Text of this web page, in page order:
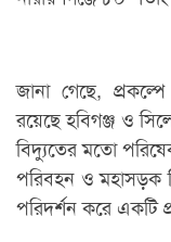
জানা গেছে,
রয়েছে হবিগঞ্জ ও
বিদ্যুতের মতো
পরিবহন ও মহাসড়ক
পরিদর্শন করে একটি